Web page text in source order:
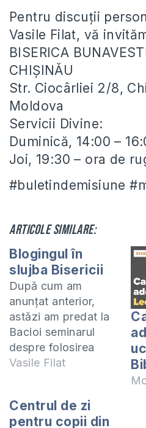
Pentru discuții
Vasile Filat, vă
BISERICA
CHIȘINĂU
Str. Ciocârliei 2/8,
Moldova
Servicii Divine:
Duminică, 14:00 –
Joi, 19:30 – ora de
#buletindemisiune
Articole similare:
Blogingul în
slujba Bisericii
După cum am
anunţat anterior,
astăzi am predat la
Bacioi seminarul
despre folosirea
bloggingului în
bucurat când de
dimineaţă, încă fiind
Vasile Filat
Centrul de zi
pentru copii din